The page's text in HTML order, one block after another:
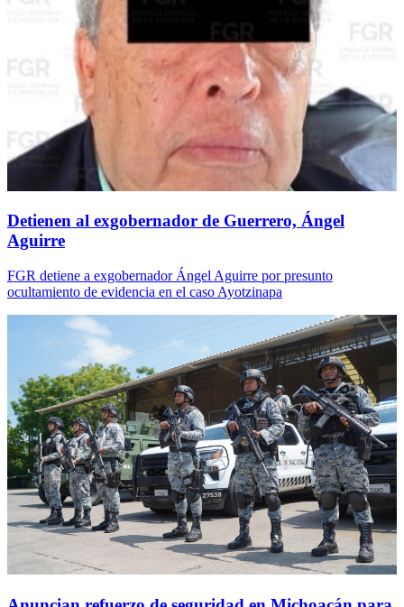
Detienen al exgobernador de Guerrero, Ángel
Aguirre
FGR detiene a exgobernador Ángel Aguirre por presunto
ocultamiento de evidencia en el caso Ayotzinapa